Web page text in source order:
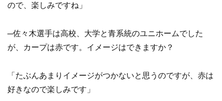
ので、楽しみですね」
─佐々木選手は高校、大学と青系統のユニホームでした
が、カープは赤です。イメージはできますか？
「たぶんあまりイメージがつかないと思うのですが、赤は
好きなので楽しみです」